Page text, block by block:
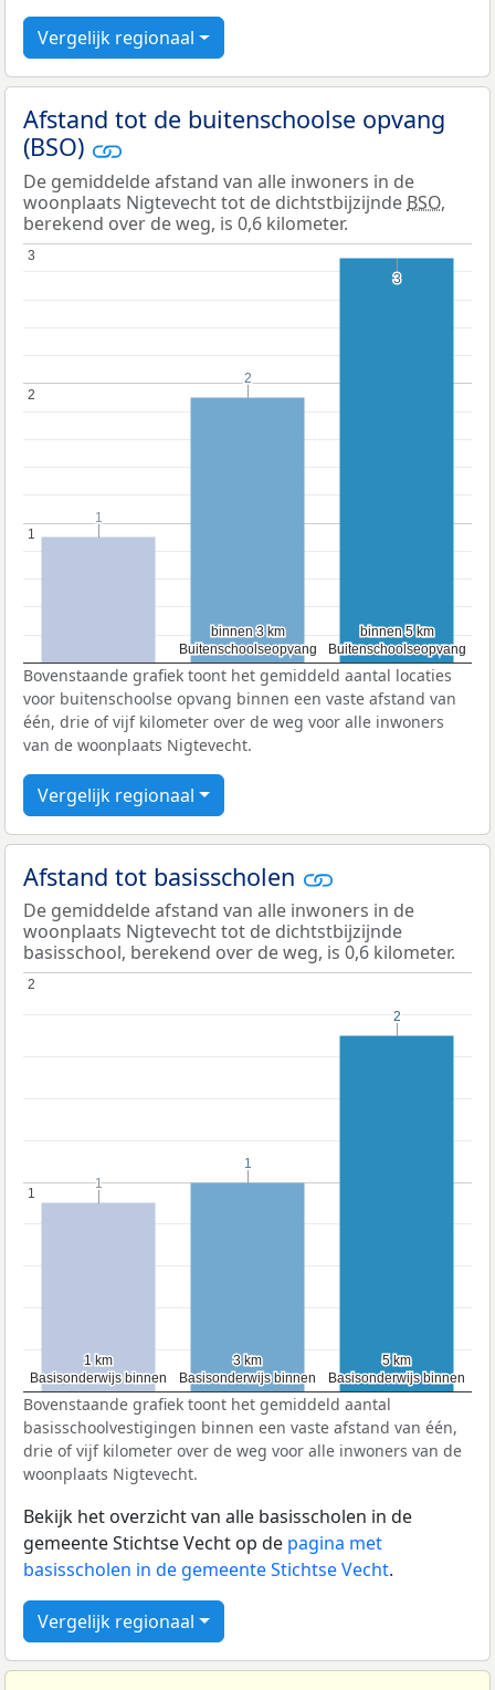
Vergelijk regionaal
Afstand tot de buitenschoolse opvang
(BSO)
De gemiddelde afstand van alle inwoners in de
woonplaats Nigtevecht tot de dichtstbijzijnde BSO,
berekend over de weg, is 0,6 kilometer.
Buitenschoolseopvang
Buitenschoolseopvang
binnen 3 km
binnen 3 km
Buitenschoolseopvang
Buitenschoolseopvang
binnen 5 km
binnen 5 km
1
1
2
2
3
3
1
1
2
2
3
3
Bovenstaande grafiek toont het gemiddeld aantal locaties
voor buitenschoolse opvang binnen een vaste afstand van
één, drie of vijf kilometer over de weg voor alle inwoners
van de woonplaats Nigtevecht.
Vergelijk regionaal
Afstand tot basisscholen
De gemiddelde afstand van alle inwoners in de
woonplaats Nigtevecht tot de dichtstbijzijnde
basisschool, berekend over de weg, is 0,6 kilometer.
Basisonderwijs binnen
Basisonderwijs binnen
1 km
1 km
Basisonderwijs binnen
Basisonderwijs binnen
3 km
3 km
Basisonderwijs binnen
Basisonderwijs binnen
5 km
5 km
1
1
2
2
1
1
1
1
2
2
Bovenstaande grafiek toont het gemiddeld aantal
basisschoolvestigingen binnen een vaste afstand van één,
drie of vijf kilometer over de weg voor alle inwoners van de
woonplaats Nigtevecht.
Bekijk het overzicht van alle basisscholen in de
gemeente Stichtse Vecht op de pagina met
basisscholen in de gemeente Stichtse Vecht.
Vergelijk regionaal